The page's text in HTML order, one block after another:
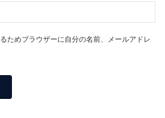
ためブラウザーに自分の名前、メールアドレ